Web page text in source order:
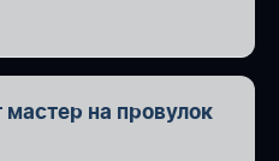
на провулок